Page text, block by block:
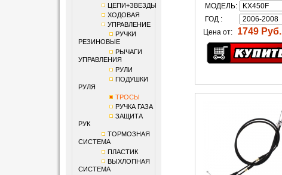
ЦЕПИ+ЗВЕЗДЫ
ХОДОВАЯ
УПРАВЛЕНИЕ
РУЧКИ
РЕЗИНОВЫЕ
РЫЧАГИ
УПРАВЛЕНИЯ
РУЛИ
ПОДУШКИ
РУЛЯ
ТРОСЫ
РУЧКА ГАЗА
ЗАЩИТА
РУК
ТОРМОЗНАЯ
СИСТЕМА
ПЛАСТИК
ВЫХЛОПНАЯ
СИСТЕМА
МОДЕЛЬ:
ГОД :
Цена от:
1749 Руб.